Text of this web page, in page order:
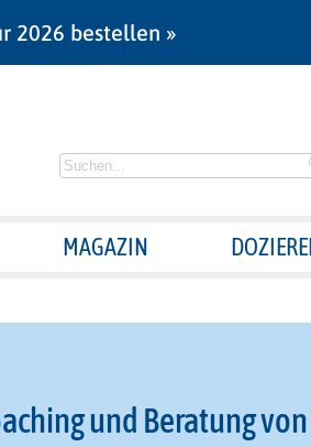
2026 bestellen »
MAGAZIN
und Beratung